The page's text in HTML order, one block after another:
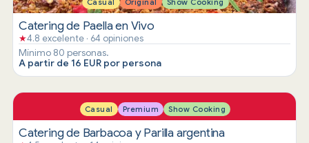
Casual Original Show Cooking
Catering de Paella en Vivo
★4.8 excelente · 64 opiniones
Mínimo 80 personas.
A partir de 16 EUR por persona
Casual Premium Show Cooking
Catering de Barbacoa y Parilla argentina